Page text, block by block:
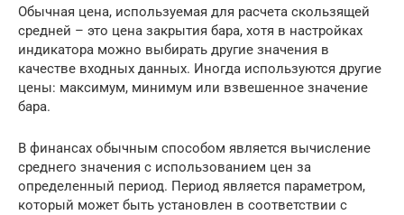
Обычная цена, используемая для расчета скользящей
средней – это цена закрытия бара, хотя в настройках
индикатора можно выбирать другие значения в
качестве входных данных. Иногда используются другие
цены: максимум, минимум или взвешенное значение
бара.
В финансах обычным способом является вычисление
среднего значения с использованием цен за
определенный период. Период является параметром,
который может быть установлен в соответствии с